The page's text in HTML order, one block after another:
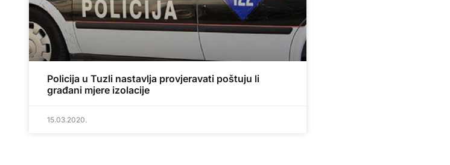
Policija u Tuzli nastavlja provjeravati poštuju li
građani mjere izolacije
15.03.2020.